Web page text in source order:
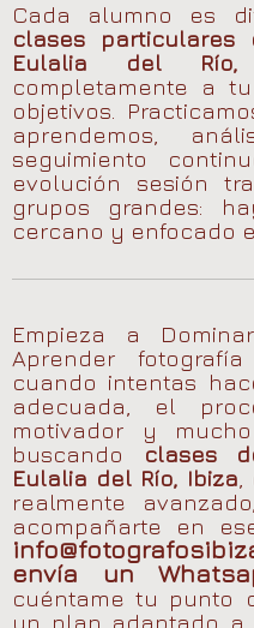
Cada alumno es
clases particulares
Eulalia del Río,
completamente a
objetivos.
aprendemos,
seguimiento
evolución sesión
grupos grandes:
cercano y enfocado
Empieza a
Aprender
cuando intentas
adecuada, el
motivador y
buscando
clases
Eulalia del Río, Ibiza
realmente
acompañarte en
envía un
cuéntame tu punto
un plan adaptado a